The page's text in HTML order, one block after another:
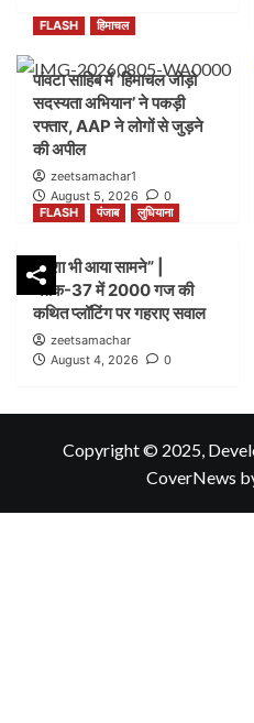
FLASH
हिमाचल
पांवटा साहिब में ‘हिमाचल जोड़ो
सदस्यता अभियान’ ने पकड़ी
रफ्तार, AAP ने लोगों से जुड़ने
की अपील
zeetsamachar1
August 5, 2026
0
FLASH
पंजाब लुधियाना
नक्शा भी आया सामने” |
ब्लॉक-37 में 2000 गज की
कथित प्लॉटिंग पर गहराए सवाल
zeetsamachar
August 4, 2026
0
Copyright © 2025,
CoverNews